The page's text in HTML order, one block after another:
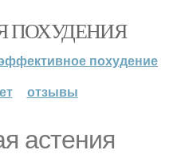
ПОХУДЕНИЯ
похудение
отзывы
астения